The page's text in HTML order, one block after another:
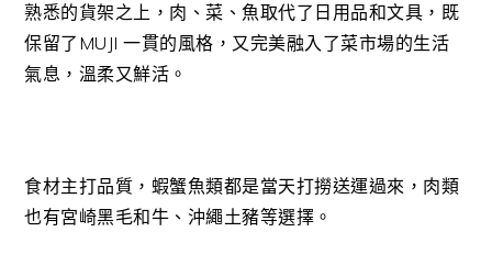
熟悉的貨架之上，肉、菜、魚取代了日用品和文具，既
保留了MUJI 一貫的風格，又完美融入了菜市場的生活
氣息，溫柔又鮮活。
食材主打品質，蝦蟹魚類都是當天打撈送運過來，肉類
也有宮崎黑毛和牛、沖繩土豬等選擇。